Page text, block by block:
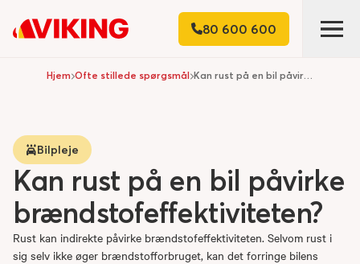
80 600 600
Hjem Ofte stillede spørgsmål Kan rust på en bil påvirke brændstofeffektiviteten?
Bilpleje
Kan rust på en bil påvirke
brændstofeffektiviteten?
Rust kan indirekte påvirke brændstofeffektiviteten. Selvom rust i
sig selv ikke øger brændstofforbruget, kan det forringe bilens